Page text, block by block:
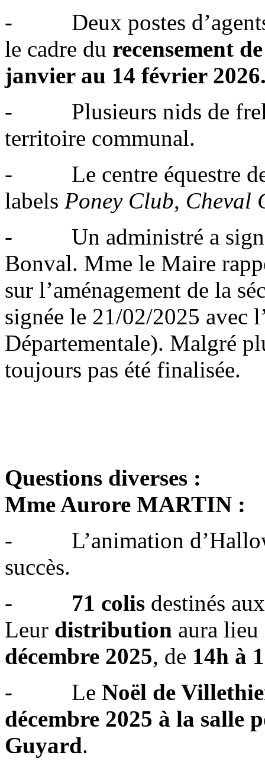
- Deux postes d’agents
le cadre du recensement
janvier au 14 février
- Plusieurs nids de
territoire communal.
- Le centre équestre de
labels Poney Club, Cheval
- Un administré a
Bonval. Mme le Maire
sur l’aménagement de la
signée le 21/02/2025 avec
Départementale). Malgré
toujours pas été finalisée.
Questions diverses :
Mme Aurore MARTIN :
- L’animation
succès.
- 71 colis destinés
Leur distribution aura
décembre 2025, de 14h à
- Le Noël de
décembre 2025 à la salle
Guyard.